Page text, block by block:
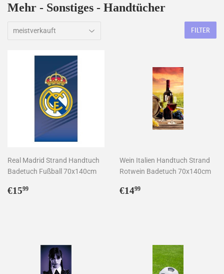
Mehr - Sonstiges - Handtücher
FILTER
Real Madrid Strand Handtuch
Badetuch Fußball 70x140cm
Normaler
€1599
Wein Italien Handtuch Strand
Rotwein Badetuch 70x140cm
Normaler
€1499